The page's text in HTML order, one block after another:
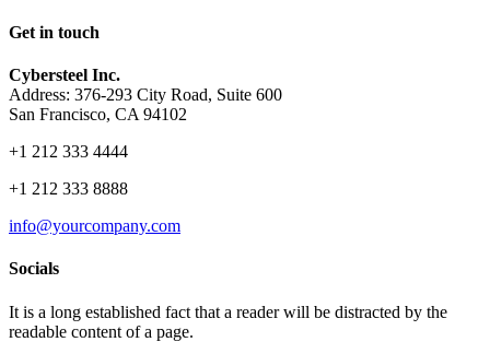
Get in touch
Cybersteel Inc.
Address: 376-293 City Road, Suite 600
San Francisco, CA 94102
+1 212 333 4444
+1 212 333 8888
info@yourcompany.com
Socials
It is a long established fact that a reader will be distracted by the
readable content of a page.